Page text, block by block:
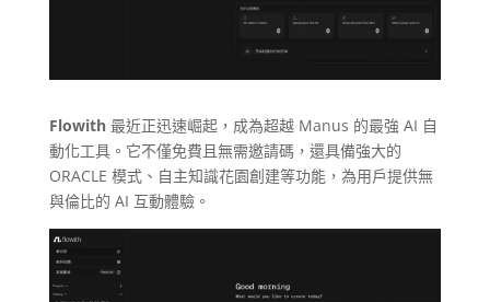
Flowith最近正迅速崛起，成為超越 Manus 的最強 AI 自
動化工具。​它不僅免費且無需邀請碼，還具備強大的
ORACLE 模式、自主知識花園創建等功能，為用戶提供無
與倫比的 AI 互動體驗。​